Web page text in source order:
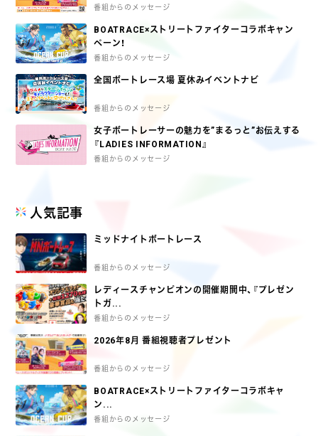
番組からのメッセージ
BOATRACE×ストリートファイターコラボキャン
ペーン！
番組からのメッセージ
全国ボートレース場 夏休みイベントナビ
番組からのメッセージ
女子ボートレーサーの魅力を”まるっと”お伝えする
『LADIES INFORMATION』
番組からのメッセージ
人気記事
ミッドナイトボートレース
番組からのメッセージ
レディースチャンピオンの開催期間中、『プレゼン
トガ...
番組からのメッセージ
2026年8月 番組視聴者プレゼント
番組からのメッセージ
BOATRACE×ストリートファイターコラボキャ
ン...
番組からのメッセージ